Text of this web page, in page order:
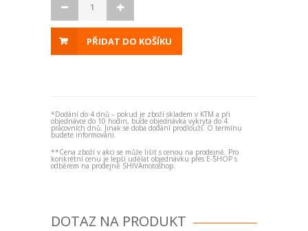
PŘIDAT DO KOŠÍKU
*Dodání do 4 dnů – pokud je zboží skladem v KTM a při
objednávce do 10 hodin, bude objednávka vykryta do 4
pracovních dnů. Jinak se doba dodání prodlouží. O termínu
budete informováni.
**Cena zboží v akci se může lišit s cenou na prodejně. Pro
konkrétní cenu je lepší udělat objednávku přes E-SHOP s
odběrem na prodejně SHIVAmotoshop.
DOTAZ NA PRODUKT